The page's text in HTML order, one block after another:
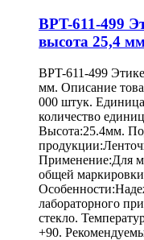
BPT-611-499
высота 25,4
BPT-611-499
мм. Описание
000 штук.
количество
Высота:25.4мм.
Применение:Для
общей
лабораторного
стекло.
+90.